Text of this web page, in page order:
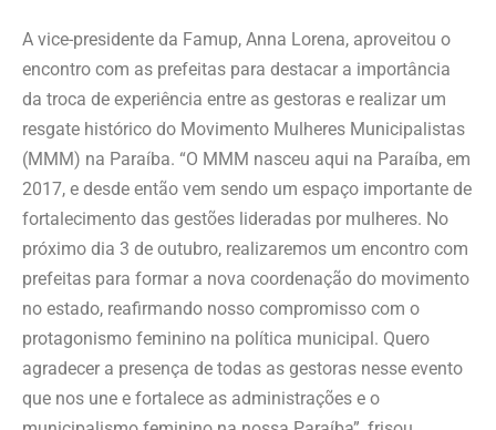
A vice-presidente da Famup, Anna Lorena, aproveitou o
encontro com as prefeitas para destacar a importância
da troca de experiência entre as gestoras e realizar um
resgate histórico do Movimento Mulheres Municipalistas
(MMM) na Paraíba. “O MMM nasceu aqui na Paraíba, em
2017, e desde então vem sendo um espaço importante de
fortalecimento das gestões lideradas por mulheres. No
próximo dia 3 de outubro, realizaremos um encontro com
prefeitas para formar a nova coordenação do movimento
no estado, reafirmando nosso compromisso com o
protagonismo feminino na política municipal. Quero
agradecer a presença de todas as gestoras nesse evento
que nos une e fortalece as administrações e o